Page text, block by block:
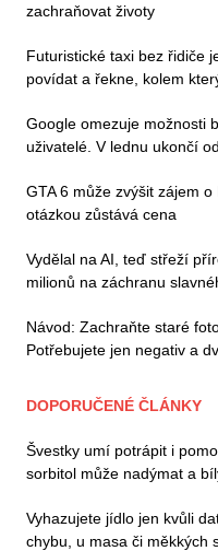
zachraňovat životy
Futuristické taxi bez řidiče
povídat a řekne, kolem
Google omezuje možnosti
uživatelé. V lednu ukončí
GTA 6 může zvýšit zájem
otázkou zůstává cena
Vydělal na AI, teď střeží
milionů na záchranu
Návod: Zachraňte staré
Potřebujete jen negativ a
DOPORUČENÉ ČLÁNKY
Švestky umí potrápit i
sorbitol může nadýmat a
Vyhazujete jídlo jen kvůli
chybu, u masa či měkkých